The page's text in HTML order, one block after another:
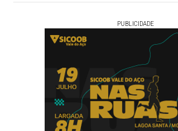
PUBLICIDADE